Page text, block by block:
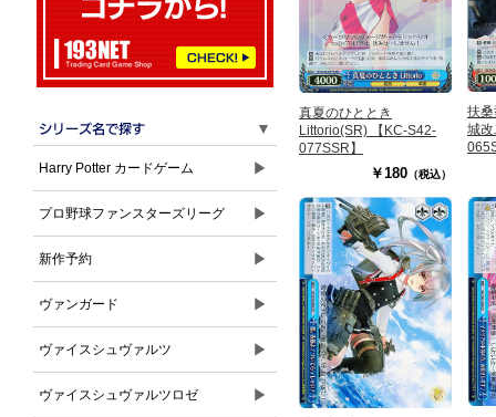
▼
Harry Potter カードゲーム ▶
プロ野球ファンスターズリーグ ▶
新作予約 ▶
ヴァンガード ▶
ヴァイスシュヴァルツ ▶
ヴァイスシュヴァルツロゼ ▶
真夏のひととき
Littorio(SR) 【KC-S42-
077SSR】
￥180 （税込）
扶
城